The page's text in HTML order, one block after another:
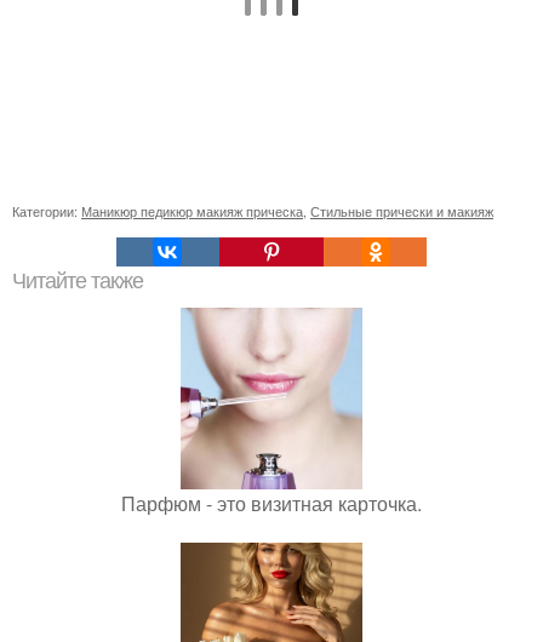
Категории: Маникюр педикюр макияж прическа Стильные прически и макияж
Читайте также
Парфюм - это визитная карточка.